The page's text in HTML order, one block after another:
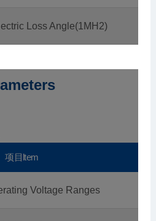
Loss Angle(1MH2)
项目ltem
Voltage Ranges